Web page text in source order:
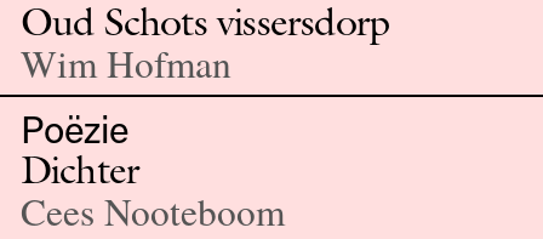
Oud Schots vissersdorp
Wim Hofman
Poëzie
Dichter
Cees Nooteboom